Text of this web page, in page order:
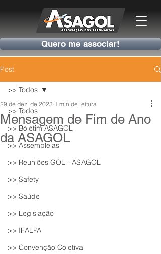
Quero me associar!
Post
>> Todos
>> Boletim ASAGOL
>> Assembleias
>> Reuniões GOL - ASAGOL
>> Safety
>> Saúde
>> Legislação
>> IFALPA
>> Convenção Coletiva
>> Todos
Mensagem de Fim de Ano
da ASAGOL
29 de dez. de 2023 1 min de leitura